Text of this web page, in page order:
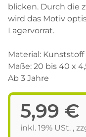
blicken. Durch die
wird das Motiv
Lagervorrat.
Material: Kunststoff
Maße: 20 bis 40 x
Ab 3 Jahre
5,99 €
inkl. 19% USt. ,